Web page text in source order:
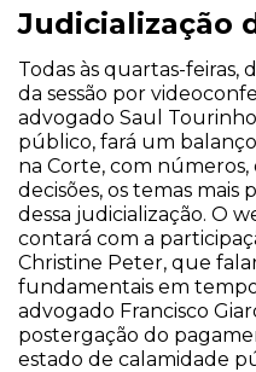
Judicialização
Todas às quartas-feiras,
da sessão por
advogado Saul
público, fará um
na Corte, com números,
decisões, os temas mais
dessa judicialização. O
contará com a
Christine Peter, que
fundamentais em
advogado Francisco
postergação do
estado de calamidade